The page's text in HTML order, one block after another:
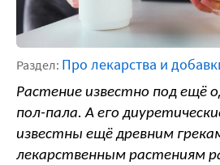
Раздел: Про лекарства и
Растение известно под ещё
пол-пала. А его
известны ещё древним
лекарственным растениям